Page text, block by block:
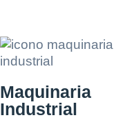
Maquinaria
Industrial